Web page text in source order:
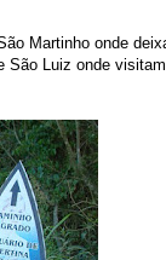
Martinho onde
São Luiz onde